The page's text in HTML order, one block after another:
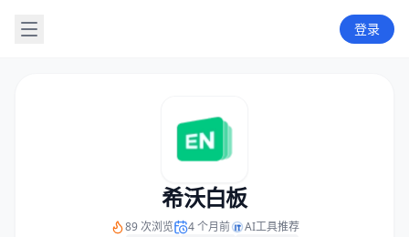
登录
希沃白板
89 次浏览 4 个月前 AI工具推荐